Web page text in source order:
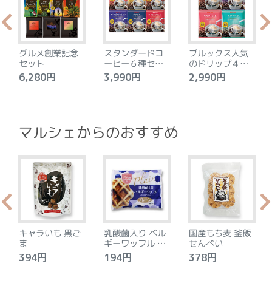
グルメ創業記念
セット
6,280円
スタンダードコ
ーヒー６種セッ
ト
3,990円
ブルックス人気
のドリップ４種
セット
2,990円
マルシェからのおすすめ
キャラいも 黒ご
ま
394円
乳酸菌入り ベル
ギーワッフル プ
レーン
194円
国産もち麦 釜飯
せんべい
378円